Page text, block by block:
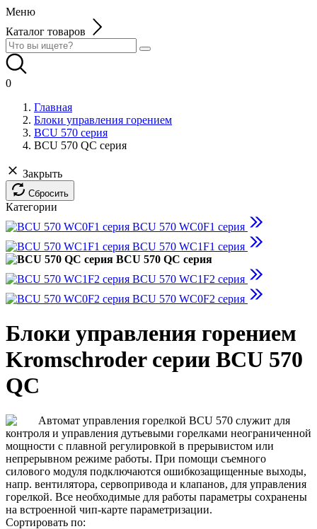
Меню
Каталог товаров
0
Главная
Блоки управления горением
BCU 570 серия
BCU 570 QC серия
Закрыть
Сбросить
Категории
BCU 570 WC0F1 серия
BCU 570 WC1F1 серия
BCU 570 QC серия
BCU 570 WC1F2 серия
BCU 570 WC0F2 серия
Блоки управления горением
Kromschroder серии BCU 570
QC
Автомат управления горелкой BCU 570 служит для
контроля и управления дутьевыми горелками неограниченной
мощности с плавной регулировкой в прерывистом или
непрерывном режиме работы. При помощи съемного
силового модуля подключаются ошибкозащищенные выходы,
напр. вентилятора, сервопривода и клапанов, для управления
горелкой. Все необходимые для работы параметры сохранены
на встроенной чип-карте параметризации.
Сортировать по: